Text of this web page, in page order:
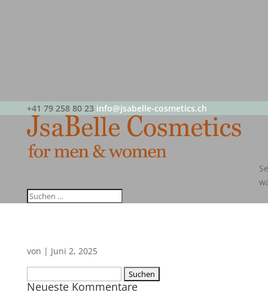
+41 79 258 80 23 info@jsabelle-cosmetics.ch
von | Juni 2, 2025
nach:
Neueste Kommentare